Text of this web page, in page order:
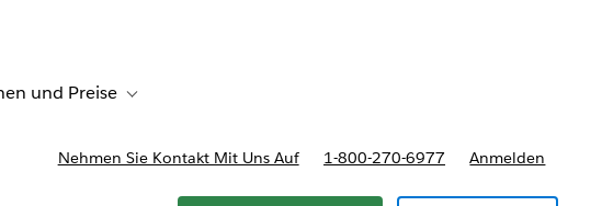
Informationen
und Preise Toggle sub-navigation for Bereitstellungsoptionen und Preise
Nehmen Sie Kontakt Mit Uns Auf 1-800-270-6977 Anmelden